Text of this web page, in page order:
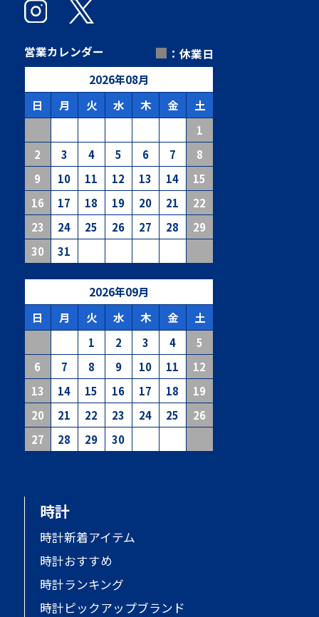
営業カレンダー ■ ：休業日
2026年08月
日
月 火 水 木 金 土
1
2
3 4 5 6 7
8
9
10 11 12 13 14
15
16
17 18 19 20 21
22
23
24 25 26 27 28
29
30
31
2026年09月
日
月 火 水 木 金 土
1 2 3 4
5
6
7 8 9 10 11
12
13
14 15 16 17 18
19
20
21 22 23 24 25
26
27
28 29 30
時計
時計新着アイテム
時計おすすめ
時計ランキング
時計ピックアップブランド